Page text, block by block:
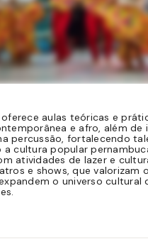
aulas teóricas e
e afro, além de
percussão, fortalecendo
a cultura popular
atividades de lazer e
e shows, que valorizam
o universo cultural